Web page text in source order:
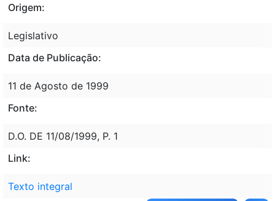
Origem:
Legislativo
Data de Publicação:
11 de Agosto de 1999
Fonte:
D.O. DE 11/08/1999, P. 1
Link:
Texto integral